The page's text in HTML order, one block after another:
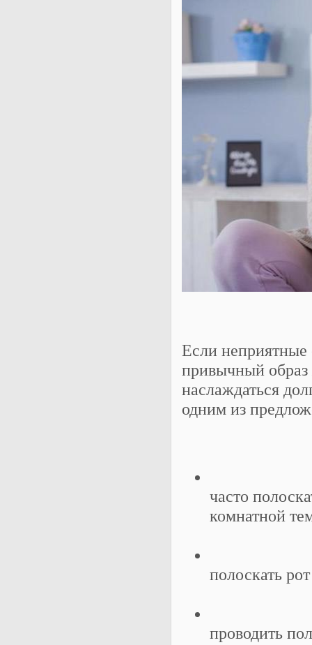
Если
привычный образ
наслаждаться
одним из
часто
комнатной
полоскать
проводить